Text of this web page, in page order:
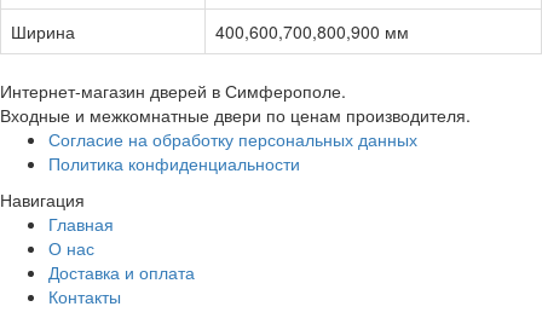
Ширина
400,600,700,800,900 мм
Интернет-магазин дверей в Симферополе.
Входные и межкомнатные двери по ценам производителя.
Согласие на обработку персональных данных
Политика конфиденциальности
Навигация
Главная
О нас
Доставка и оплата
Контакты